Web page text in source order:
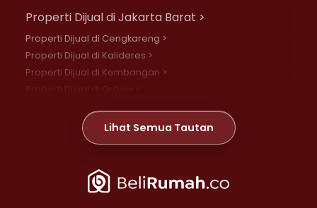
Properti Dijual di Jakarta Barat >
Properti Dijual di Cengkareng >
Properti Dijual di Kalideres >
Properti Dijual di Kembangan >
Properti Dijual di Meruya >
Properti Dijual di Jelambar >
Properti Dijual di Jakarta Pusat >
Lihat Semua Tautan